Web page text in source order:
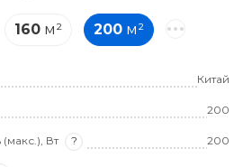
160 м² 200 м²
Китай
200
Вт ? 200